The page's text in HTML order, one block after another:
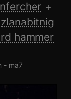
zlanabitnig
hammer
- ma7